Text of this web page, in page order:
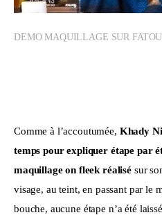
DEMO MAQUILLAGE SUR
Comme à l’accoutumée, Khady
temps pour expliquer étape par
maquillage on fleek réalisé sur
visage, au teint, en passant par le
bouche, aucune étape n’a été